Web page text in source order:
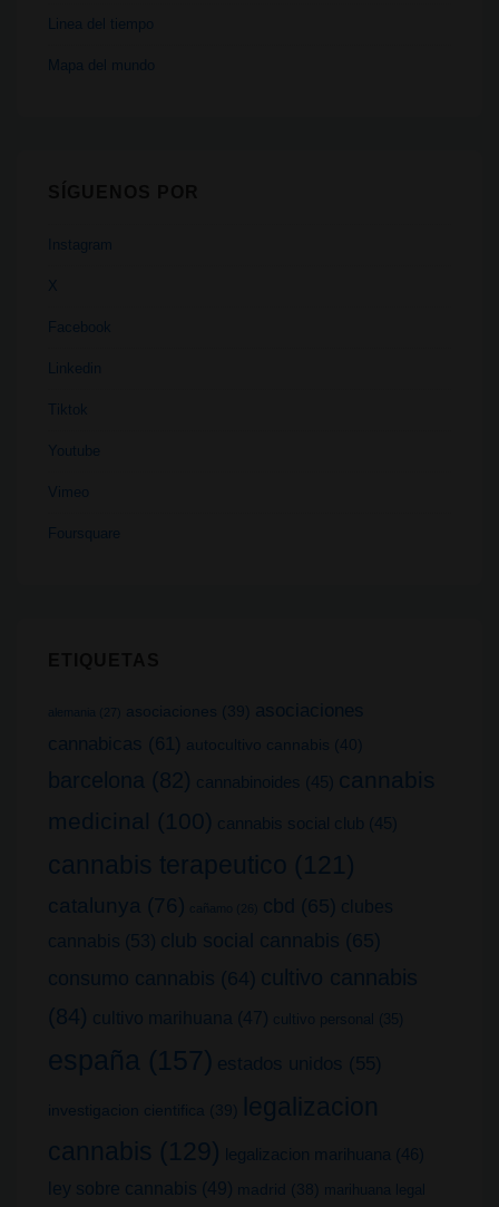
Linea del tiempo
Mapa del mundo
Instagram
X
Facebook
Linkedin
Tiktok
Youtube
Vimeo
Foursquare
alemania (27) asociaciones (39)
asociaciones
cannabicas (61) autocultivo cannabis (40)
barcelona (82) cannabinoides (45) cannabis
medicinal (100) cannabis social club (45)
cannabis terapeutico (121)
catalunya (76) cañamo (26) cbd (65) clubes
cannabis (53) club social cannabis (65)
consumo cannabis (64) cultivo cannabis
(84) cultivo marihuana (47) cultivo personal (35)
españa (157) estados unidos (55)
investigacion cientifica (39)
legalizacion
cannabis (129) legalizacion marihuana (46)
ley sobre cannabis (49) madrid (38)
marihuana legal